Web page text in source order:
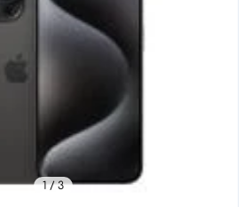
1/ 3